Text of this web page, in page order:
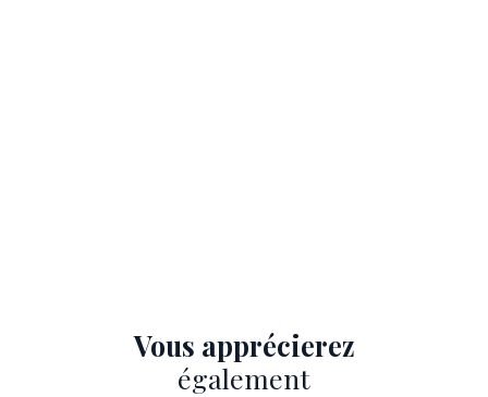
Vous apprécierez
également